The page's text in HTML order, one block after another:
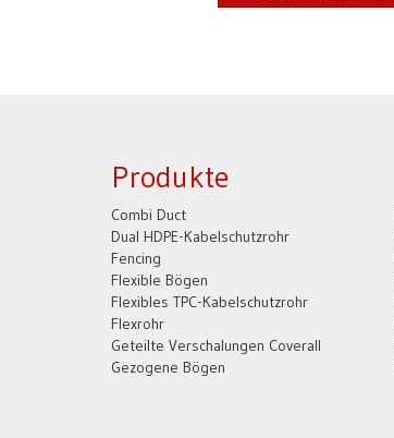
Produkte
Combi Duct
Dual HDPE-Kabelschutzrohr
Fencing
Flexible Bögen
Flexibles TPC-Kabelschutzrohr
Flexrohr
Geteilte Verschalungen Coverall
Gezogene Bögen